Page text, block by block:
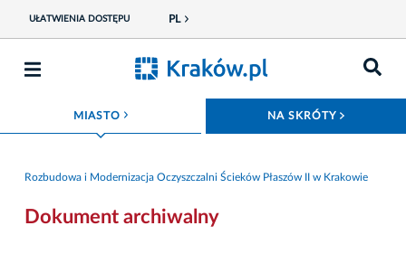
UŁATWIENIA DOSTĘPU PL
MIASTO ROZWIŃ MENU NA SKRÓTY
Rozbudowa i Modernizacja Oczyszczalni Ścieków Płaszów II w Krakowie
Dokument archiwalny